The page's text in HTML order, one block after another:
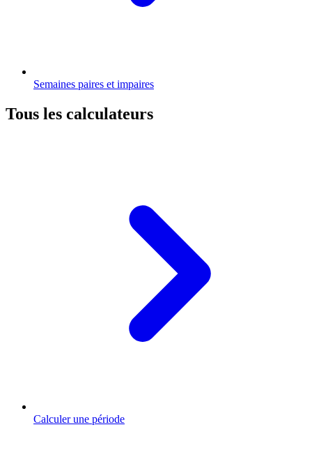
Semaines paires et impaires
Tous les calculateurs
Calculer une période